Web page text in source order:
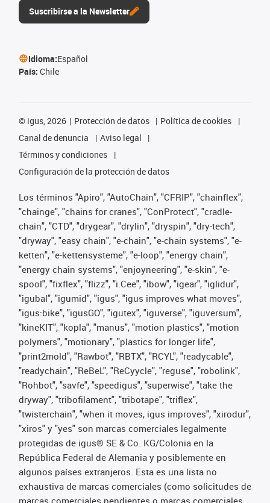
Suscribirse a la Newsletter
Idioma:Español
País: Chile
© igus, 2026 Protección de datos
Política de cookies
Canal de denuncia
Aviso legal
Términos y condiciones
Configuración de la protección de datos
Los términos "Apiro", "AutoChain", "CFRIP", "chainflex",
"chainge", "chains for cranes", "ConProtect", "cradle-
chain", "CTD", "drygear", "drylin", "dryspin", "dry-tech",
"dryway", "easy chain", "e-chain", "e-chain systems", "e-
ketten", "e-kettensysteme", "e-loop", "energy chain",
"energy chain systems", "enjoyneering", "e-skin", "e-
spool", "fixflex", "flizz", "i.Cee", "ibow", "igear", "iglidur",
"igubal", "igumid", "igus", "igus improves what moves",
"igus:bike", "igusGO", "igutex", "iguverse", "iguversum",
"kineKIT", "kopla", "manus", "motion plastics", "motion
polymers", "motionary", "plastics for longer life",
"print2mold", "Rawbot", "RBTX", "RCYL", "readycable",
"readychain", "ReBeL", "ReCyycle", "reguse", "robolink",
"Rohbot", "savfe", "speedigus", "superwise", "take the
dryway", "tribofilament", "tribotape", "triflex",
"twisterchain", "when it moves, igus improves", "xirodur",
"xiros" y "yes" son marcas comerciales legalmente
protegidas de igus® SE & Co. KG/Colonia en la
República Federal de Alemania y posiblemente en
algunos países extranjeros. Esta es una lista no
exhaustiva de marcas comerciales (como solicitudes de
marcas comerciales pendientes o marcas comerciales